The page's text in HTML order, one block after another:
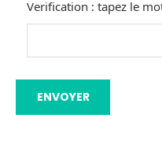
Verification : tapez le